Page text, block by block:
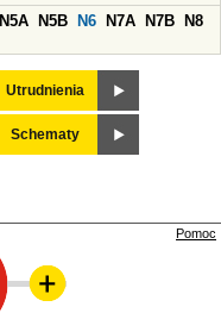
N5A N5B N6 N7A N7B
N8
Utrudnienia
Schematy
Pomoc